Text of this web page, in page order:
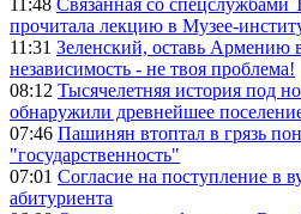
прочитала лекцию в Музее-
11:31 Зеленский, оставь Армению
независимость - не твоя проблема!
08:12 Тысячелетняя история под
обнаружили древнейшее
07:46 Пашинян втоптал в грязь
"государственность"
07:01 Согласие на поступление в
абитуриента